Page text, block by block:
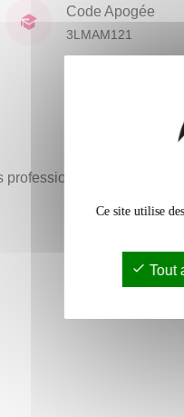
Code Apogée
3LMAM121
professionnel sans
Ce site utilise
Tout